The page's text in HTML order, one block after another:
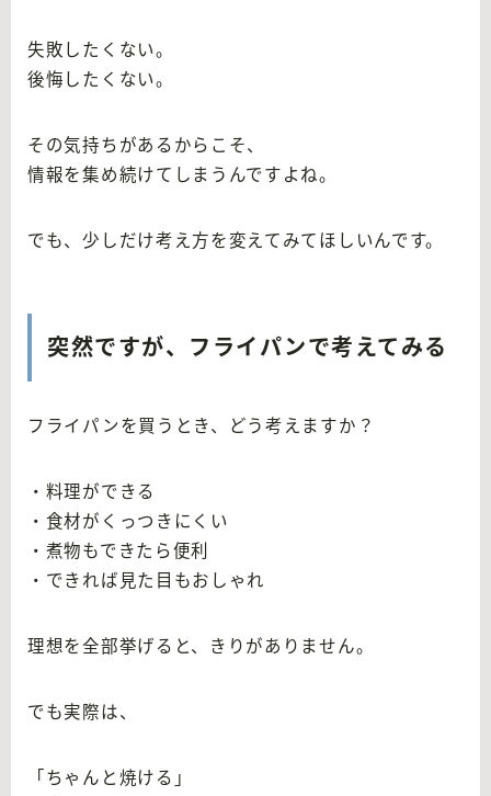
失敗したくない。
後悔したくない。
その気持ちがあるからこそ、
情報を集め続けてしまうんですよね。
でも、少しだけ考え方を変えてみてほしいんです。
突然ですが、フライパンで考えてみる
フライパンを買うとき、どう考えますか？
・料理ができる
・食材がくっつきにくい
・煮物もできたら便利
・できれば見た目もおしゃれ
理想を全部挙げると、きりがありません。
でも実際は、
「ちゃんと焼ける」